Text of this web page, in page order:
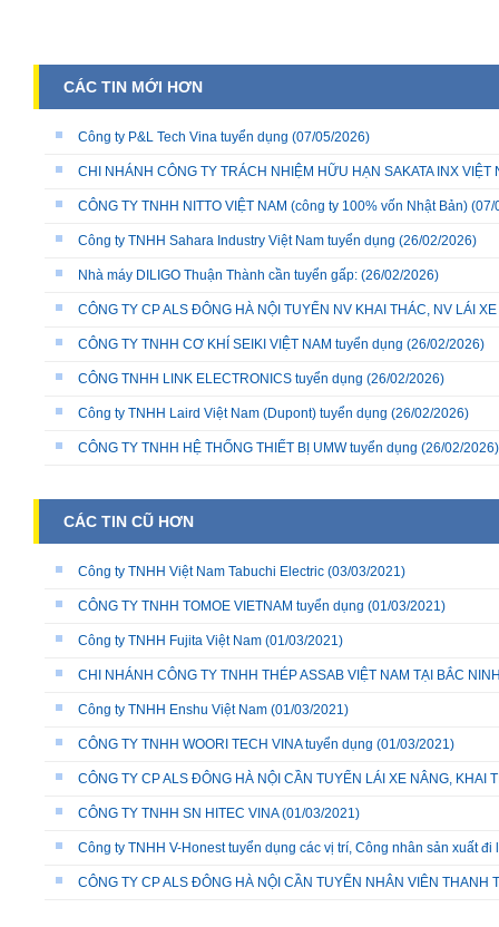
CÁC TIN MỚI HƠN
Công ty P&L Tech Vina tuyển dụng (07/05/2026)
CHI NHÁNH CÔNG TY TRÁCH NHIỆM HỮU HẠN SAKATA INX
CÔNG TY TNHH NITTO VIỆT NAM (công ty 100% vốn Nhật Bản) (07/
Công ty TNHH Sahara Industry Việt Nam tuyển dụng (26/02/2026)
Nhà máy DILIGO Thuận Thành cần tuyển gấp: (26/02/2026)
CÔNG TY CP ALS ĐÔNG HÀ NỘI TUYỂN NV KHAI THÁC, NV LÁI
CÔNG TY TNHH CƠ KHÍ SEIKI VIỆT NAM tuyển dụng (26/02/2026)
CÔNG TNHH LINK ELECTRONICS tuyển dụng (26/02/2026)
Công ty TNHH Laird Việt Nam (Dupont) tuyển dụng (26/02/2026)
CÔNG TY TNHH HỆ THỐNG THIẾT BỊ UMW tuyển dụng (26/02/2026)
CÁC TIN CŨ HƠN
Công ty TNHH Việt Nam Tabuchi Electric (03/03/2021)
CÔNG TY TNHH TOMOE VIETNAM tuyển dụng (01/03/2021)
Công ty TNHH Fujita Việt Nam (01/03/2021)
CHI NHÁNH CÔNG TY TNHH THÉP ASSAB VIỆT NAM TẠI BẮC
Công ty TNHH Enshu Việt Nam (01/03/2021)
CÔNG TY TNHH WOORI TECH VINA tuyển dụng (01/03/2021)
CÔNG TY CP ALS ĐÔNG HÀ NỘI CẦN TUYỂN LÁI XE NÂNG, KHAI
CÔNG TY TNHH SN HITEC VINA(01/03/2021)
Công ty TNHH V-Honest tuyển dụng các vị trí, Công nhân sản xuất đi
CÔNG TY CP ALS ĐÔNG HÀ NỘI CẦN TUYỂN NHÂN VIÊN THANH